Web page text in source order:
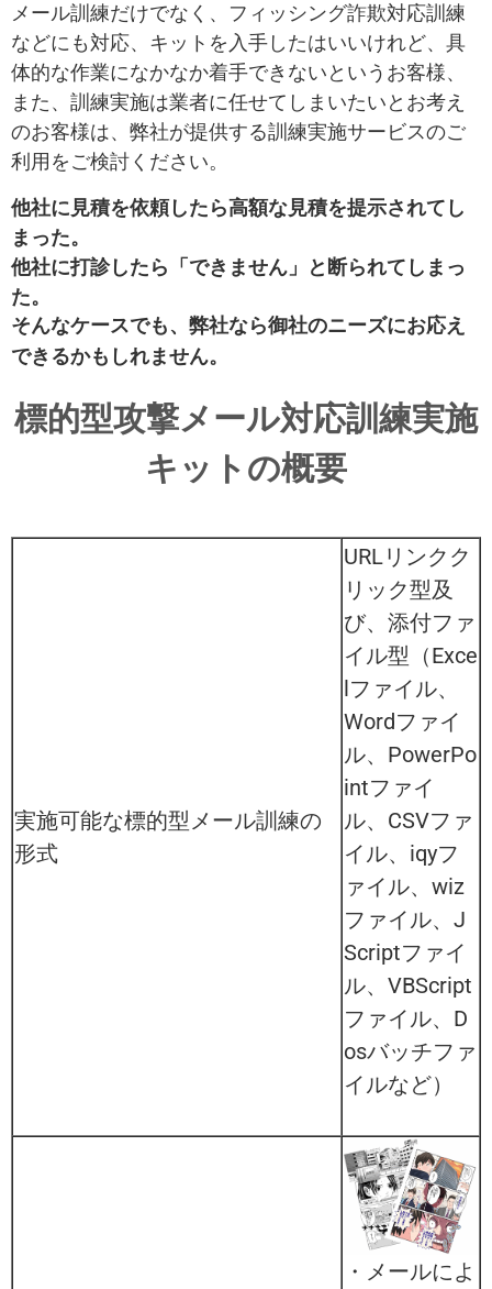
メール訓練だけでなく、フィッシング詐欺対応訓練
などにも対応、キットを入手したはいいけれど、具
体的な作業になかなか着手できないというお客様、
また、訓練実施は業者に任せてしまいたいとお考え
のお客様は、弊社が提供する訓練実施サービスのご
利用をご検討ください。
他社に見積を依頼したら高額な見積を提示されてし
まった。
他社に打診したら「できません」と断られてしまっ
た。
そんなケースでも、弊社なら御社のニーズにお応え
できるかもしれません。
標的型攻撃メール対応訓練実施
キットの概要
実施可能な標的型メール訓練の
形式
URLリンクク
リック型及
び、添付ファ
イル型（Exce
lファイル、
Wordファイ
ル、PowerPo
intファイ
ル、CSVファ
イル、iqyフ
ァイル、wiz
ファイル、J
Scriptファイ
ル、VBScript
ファイル、D
osバッチファ
イルなど）
・メールによ